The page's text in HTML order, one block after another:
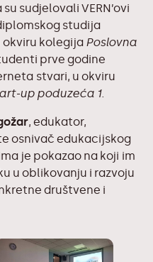
sudjelovali VERN’ovi
studija
okviru kolegija Poslovna
prve godine
stvari, u okviru
up poduzeća 1.
, edukator,
osnivač edukacijskog
je pokazao na koji im
u oblikovanju i razvoju
društvene i